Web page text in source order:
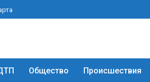
Общество Происшествия